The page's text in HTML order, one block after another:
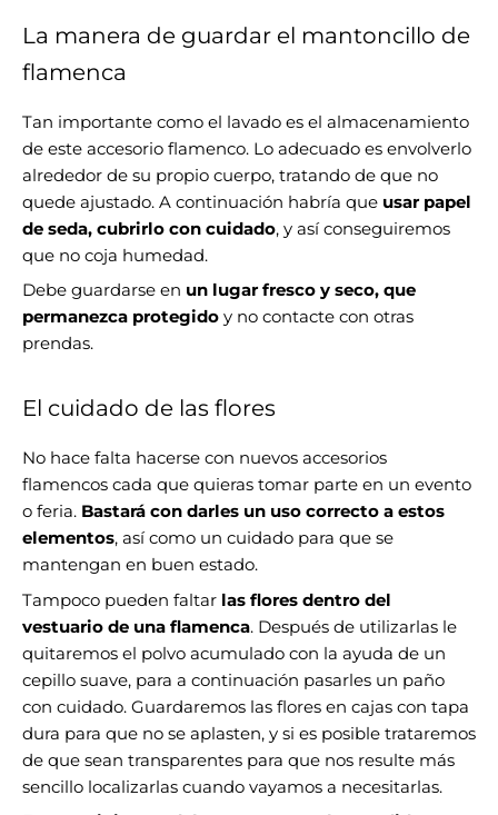
La manera de guardar el mantoncillo de
flamenca
Tan importante como el lavado es el almacenamiento
de este accesorio flamenco. Lo adecuado es envolverlo
alrededor de su propio cuerpo, tratando de que no
quede ajustado. A continuación habría que usar papel
de seda, cubrirlo con cuidado, y así conseguiremos
que no coja humedad.
Debe guardarse en un lugar fresco y seco, que
permanezca protegido y no contacte con otras
prendas.
El cuidado de las flores
No hace falta hacerse con nuevos accesorios
flamencos cada que quieras tomar parte en un evento
o feria. Bastará con darles un uso correcto a estos
elementos, así como un cuidado para que se
mantengan en buen estado.
Tampoco pueden faltar las flores dentro del
vestuario de una flamenca. Después de utilizarlas le
quitaremos el polvo acumulado con la ayuda de un
cepillo suave, para a continuación pasarles un paño
con cuidado. Guardaremos las flores en cajas con tapa
dura para que no se aplasten, y si es posible trataremos
de que sean transparentes para que nos resulte más
sencillo localizarlas cuando vayamos a necesitarlas.